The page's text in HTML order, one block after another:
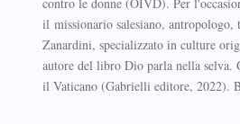
il missionario salesiano, antropologo,
Zanardini, specializzato in culture
autore del libro Dio parla nella selva.
il Vaticano (Gabrielli editore, 2022).